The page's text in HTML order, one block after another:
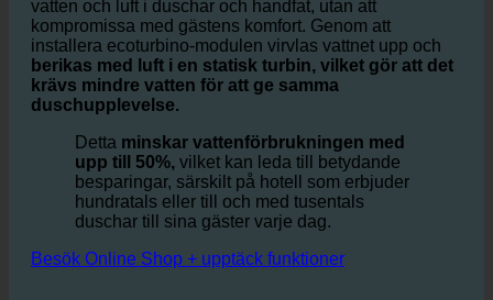
Den bygger på idén att optimera förhållandet mellan
vatten och luft i duschar och handfat, utan att
kompromissa med gästens komfort. Genom att
installera ecoturbino-modulen virvlas vattnet upp och
berikas med luft i en statisk turbin, vilket gör att det
krävs mindre vatten för att ge samma
duschupplevelse.
Dettaminskar vattenförbrukningen med
upp till 50%,vilket kan leda till betydande
besparingar, särskilt på hotell som erbjuder
hundratals eller till och med tusentals
duschar till sina gäster varje dag.